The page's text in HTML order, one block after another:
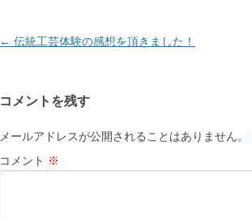
投
ビ
ゲ
ー
← 伝統工芸体験の感想を頂きました！
コメントを残す
メールアドレスが公開されることはありません。
コメント ※